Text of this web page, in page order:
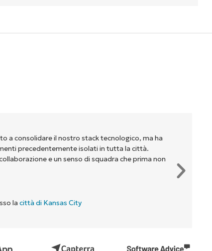
a consolidare il nostro stack tecnologico, ma ha
precedentemente isolati in tutta la città.
e un senso di squadra che prima non
la città di Kansas City